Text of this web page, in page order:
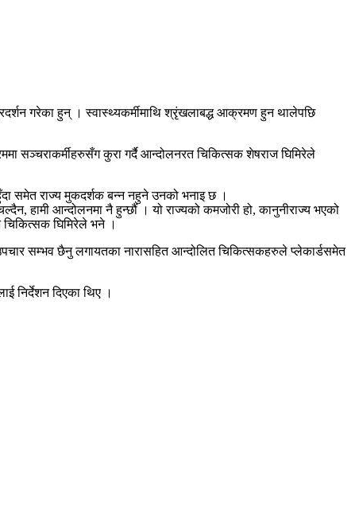
गरेका हुन् । स्वास्थ्यकर्मीमाथि श्रृंखलाबद्ध आक्रमण हुन थालेपछि
सञ्चराकर्मीहरुसँग कुरा गर्दै आन्दोलनरत चिकित्सक शेषराज घिमिरेले
समेत राज्य मुकदर्शक बन्न नहुने उनको भनाइ छ ।
हामी आन्दोलनमा नै हुन्छौं । यो राज्यको कमजोरी हो, कानुनीराज्य भएको
चिकित्सक घिमिरेले भने ।
सम्भव छैनु लगायतका नारासहित आन्दोलित चिकित्सकहरुले प्लेकार्डसमेत
निर्देशन दिएका थिए ।